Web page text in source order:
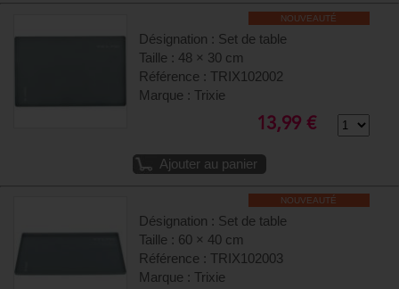
NOUVEAUTÉ
Désignation : Set de table
Taille : 48 × 30 cm
Référence : TRIX102002
Marque : Trixie
13,99 €
Ajouter au panier
NOUVEAUTÉ
Désignation : Set de table
Taille : 60 × 40 cm
Référence : TRIX102003
Marque : Trixie